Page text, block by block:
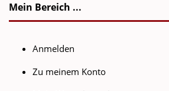
Mein Bereich ...
Anmelden
Zu meinem Konto